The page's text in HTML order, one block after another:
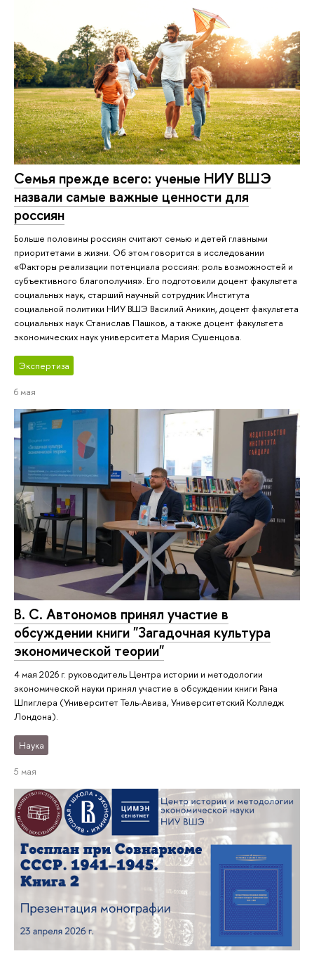
Семья прежде всего: ученые НИУ ВШЭ
назвали самые важные ценности для
россиян
Больше половины россиян считают семью и детей главными
приоритетами в жизни. Об этом говорится в исследовании
«Факторы реализации потенциала россиян: роль возможностей и
субъективного благополучия». Его подготовили доцент факультета
социальных наук, старший научный сотрудник Института
социальной политики НИУ ВШЭ Василий Аникин, доцент факультета
социальных наук Станислав Пашков, а также доцент факультета
экономических наук университета Мария Сушенцова.
Экспертиза
6 мая
В. С. Автономов принял участие в
обсуждении книги "Загадочная культура
экономической теории"
4 мая 2026 г. руководитель Центра истории и методологии
экономической науки принял участие в обсуждении книги Рана
Шпиглера (Университет Тель-Авива, Университетский Колледж
Лондона).
Наука
5 мая